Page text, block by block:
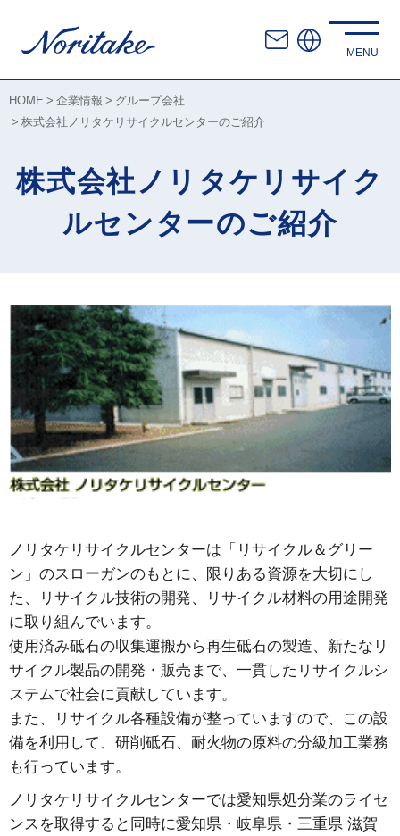
HOME 企業情報
グループ会社
株式会社ノリタケリサイクルセンターのご紹介
株式会社ノリタケリサイク
ルセンターのご紹介
ノリタケリサイクルセンターは「リサイクル＆グリー
ン」のスローガンのもとに、限りある資源を大切にし
た、リサイクル技術の開発、リサイクル材料の用途開発
に取り組んでいます。
使用済み砥石の収集運搬から再生砥石の製造、新たなリ
サイクル製品の開発・販売まで、一貫したリサイクルシ
ステムで社会に貢献しています。
また、リサイクル各種設備が整っていますので、この設
備を利用して、研削砥石、耐火物の原料の分級加工業務
も行っています。
ノリタケリサイクルセンターでは愛知県処分業のライセ
ンスを取得すると同時に愛知県・岐阜県・三重県 滋賀